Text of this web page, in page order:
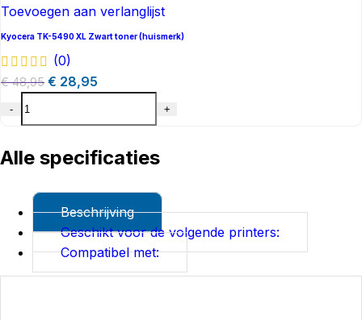
Toevoegen aan verlanglijst
Kyocera TK-5490 XL Zwart toner (huismerk)
(0)
€48,95 € 28,95
- +
Alle specificaties
Beschrijving
Geschikt voor de volgende printers:
Compatibel met: